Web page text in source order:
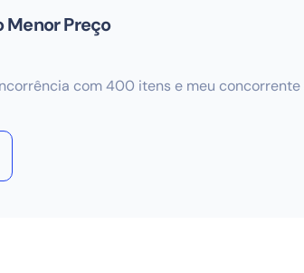
Menor Preço
com 400 itens e meu